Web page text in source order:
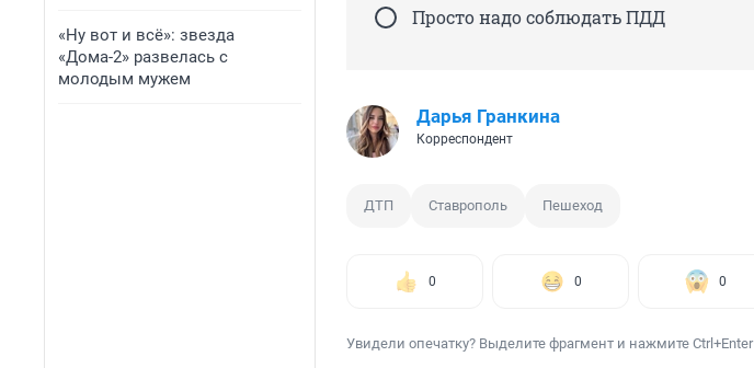
«Ну вот и всё»: звезда
«Дома-2» развелась с
молодым мужем
Просто надо соблюдать ПДД
Дарья Гранкина
Корреспондент
ДТП Ставрополь Пешеход
0 0 0
Увидели опечатку? Выделите фрагмент и нажмите Ctrl+Enter